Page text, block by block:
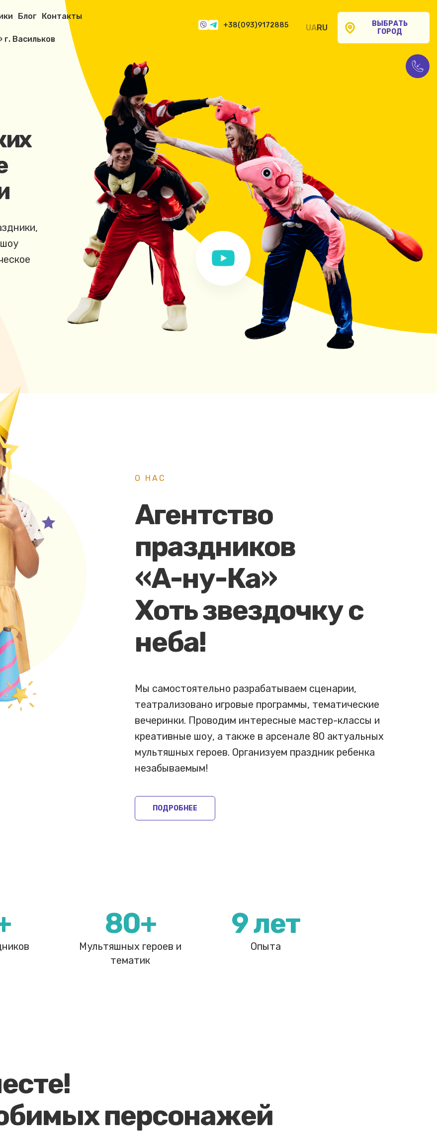
Блог Контакты
Васильков
+38(093)9172885 UARU
ВЫБРАТЬ
ГОРОД
О НАС
Агентство
праздников
«А-ну-Ка»
Хоть звездочку с
неба!
Мы самостоятельно разрабатываем сценарии,
театрализовано игровые программы, тематические
вечеринки. Проводим интересные мастер-классы и
креативные шоу, а также в арсенале 80 актуальных
мультяшных героев. Организуем праздник ребенка
незабываемым!
ПОДРОБНЕЕ
80+
Мультяшных героев и
тематик
9 лет
Опыта
персонажей